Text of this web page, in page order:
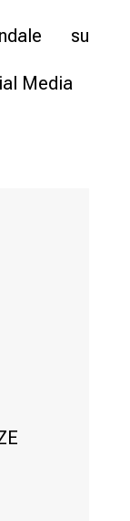
su
Media